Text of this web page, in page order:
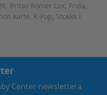
Britax Römer Lux, Frida,
karte, K-Pop, Stokke i
Center newslettera